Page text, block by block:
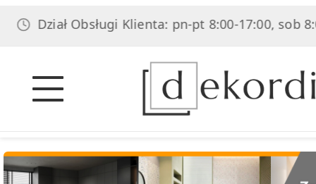
Obsługi Klienta: pn-pt 8:00-17:00, sob 8:00-